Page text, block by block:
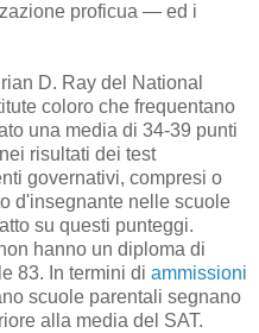
proficua — ed i
D. Ray del National
coloro che frequentano
una media di 34-39 punti
risultati dei test
governativi, compresi o
d'insegnante nelle scuole
su questi punteggi.
hanno un diploma di
83. In termini di ammissioni
scuole parentali segnano
alla media del SAT.